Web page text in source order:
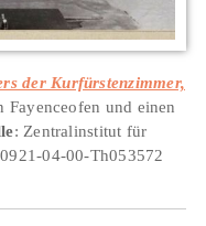
der Kurfürstenzimmer,
Fayenceofen und einen
: Zentralinstitut für
04-00-Th053572